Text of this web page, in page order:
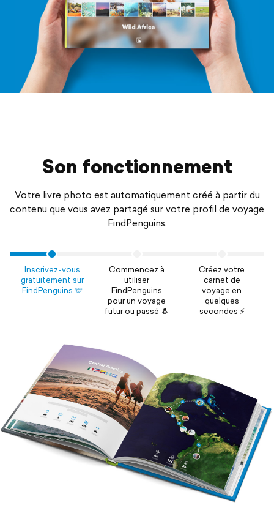
Son fonctionnement
Votre livre photo est automatiquement créé à partir du
contenu que vous avez partagé sur votre profil de voyage
FindPenguins.
Inscrivez-vous
gratuitement sur
FindPenguins 🫶
Commencez à
utiliser
FindPenguins
pour un voyage
futur ou passé 🐧
Créez votre
carnet de
voyage en
quelques
secondes ⚡️